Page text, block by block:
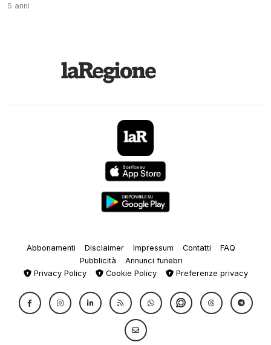
5 anni
Abbonamenti Disclaimer Impressum Contatti
FAQ
Pubblicità
Annunci funebri
Privacy Policy
Cookie Policy Preferenze privacy